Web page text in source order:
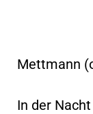
Mettmann
In der